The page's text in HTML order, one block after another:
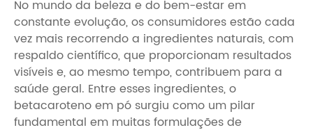
No mundo da beleza e do bem-estar em
constante evolução, os consumidores estão cada
vez mais recorrendo a ingredientes naturais, com
respaldo científico, que proporcionam resultados
visíveis e, ao mesmo tempo, contribuem para a
saúde geral. Entre esses ingredientes, o
betacaroteno em pó surgiu como um pilar
fundamental em muitas formulações de